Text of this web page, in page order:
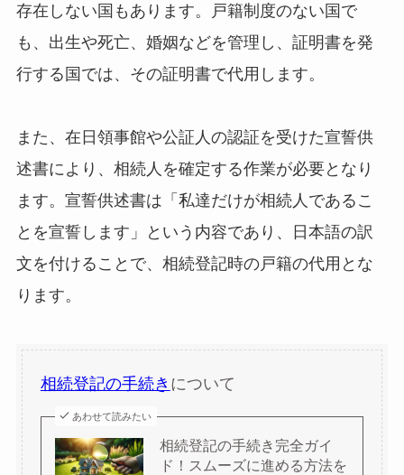
存在しない国もあります。戸籍制度のない国で
も、出生や死亡、婚姻などを管理し、証明書を発
行する国では、その証明書で代用します。
また、在日領事館や公証人の認証を受けた宣誓供
述書により、相続人を確定する作業が必要となり
ます。宣誓供述書は「私達だけが相続人であるこ
とを宣誓します」という内容であり、日本語の訳
文を付けることで、相続登記時の戸籍の代用とな
ります。
相続登記の手続き について
あわせて読みたい
相続登記の手続き完全ガイ
ド！スムーズに進める方法を